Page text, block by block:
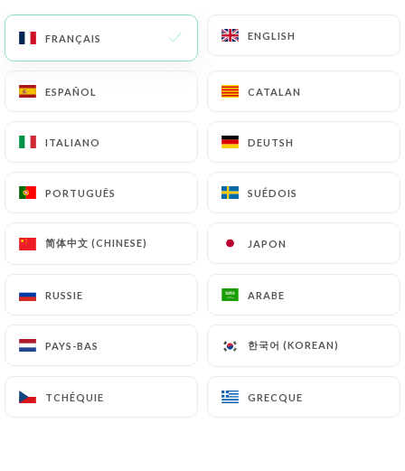
FRANÇAIS ENGLISH
ESPAÑOL CATALAN
ITALIANO DEUTSH
PORTUGUÊS SUÉDOIS
简体中文 (CHINESE) JAPON
RUSSIE ARABE
PAYS-BAS 한국어 (KOREAN)
TCHÉQUIE GRECQUE
FRANÇAIS ENGLISH
ESPAÑOL CATALAN
ITALIANO DEUTSH
PORTUGUÊS SUÉDOIS
简体中文 (CHINESE) JAPON
RUSSIE ARABE
PAYS-BAS 한국어 (KOREAN)
TCHÉQUIE GRECQUE